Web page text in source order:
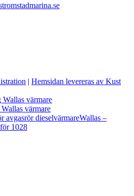
| Hemsidan levereras av Kust
värmare
Wallas –
1028